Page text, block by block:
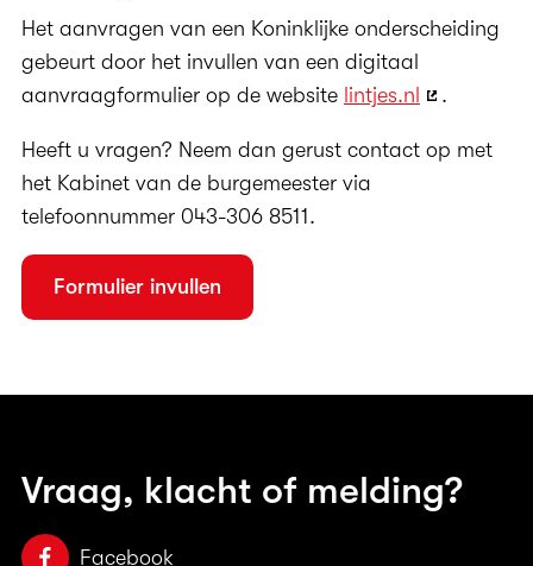
Het aanvragen van een Koninklijke onderscheiding
gebeurt door het invullen van een digitaal
aanvraagformulier op de website lintjes.nl .
Heeft u vragen? Neem dan gerust contact op met
het Kabinet van de burgemeester via
telefoonnummer 043-306 8511.
Formulier invullen
Vraag, klacht of melding?
Facebook